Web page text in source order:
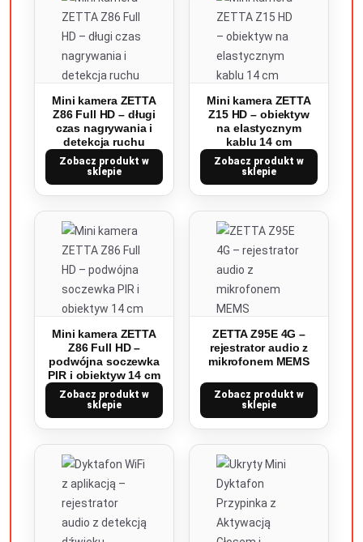
Mini kamera ZETTA
Z86 Full HD – długi
czas nagrywania i
detekcja ruchu
Zobacz produkt w
sklepie
Mini kamera ZETTA
Z15 HD – obiektyw
na elastycznym
kablu 14 cm
Zobacz produkt w
sklepie
Mini kamera ZETTA
Z86 Full HD –
podwójna soczewka
PIR i obiektyw 14 cm
Zobacz produkt w
sklepie
ZETTA Z95E 4G –
rejestrator audio z
mikrofonem MEMS
Zobacz produkt w
sklepie